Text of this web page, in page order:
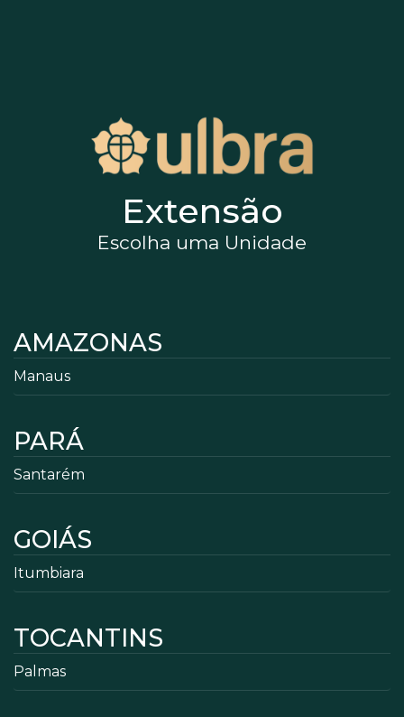
Extensão
Escolha uma Unidade
AMAZONAS
Manaus
PARÁ
Santarém
GOIÁS
Itumbiara
TOCANTINS
Palmas